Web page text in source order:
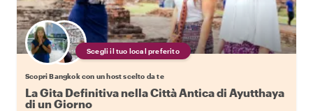
Scegli il tuo local preferito
Scopri Bangkok con un host scelto da te
La Gita Definitiva nella Città Antica di Ayutthaya
di un Giorno